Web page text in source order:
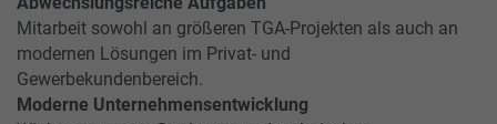
Mitarbeit sowohl an größeren TGA-Projekten als auch an
modernen Lösungen im Privat- und
Gewerbekundenbereich.
Moderne Unternehmensentwicklung